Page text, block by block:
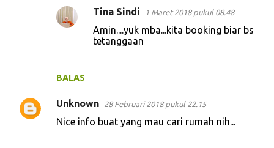
BALAS
Tina Sindi 1 Maret 2018 pukul 08.48
Amin....yuk mba...kita booking biar bs
tetanggaan
Unknown 28 Februari 2018 pukul 22.15
Nice info buat yang mau cari rumah nih...